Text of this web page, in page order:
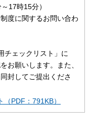
17時15分）
度に関するお問い合わ
チェックリスト」に
お願いします。また、
封してご提出くださ
PDF：791KB）